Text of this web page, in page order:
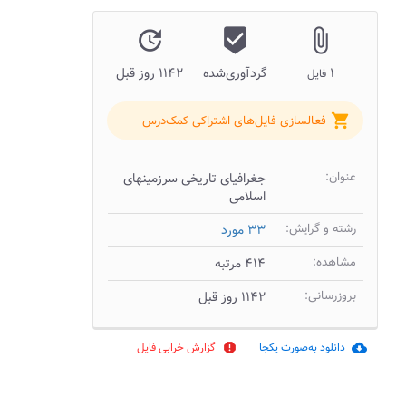
attach_file
۱ فایل
beenhere
گردآوری‌شده
update
۱۱۴۲ روز قبل
shopping_cart فعالسازی فایل‌های اشتراکی کمک‌درس
عنوان:
جغرافیای تاریخی سرزمینهای
اسلامی
رشته و گرایش: ۳۳ مورد
مشاهده: ۴۱۴ مرتبه
بروزرسانی: ۱۱۴۲ روز قبل
cloud_download دانلود به‌صورت یکجا report گزارش خرابی فایل